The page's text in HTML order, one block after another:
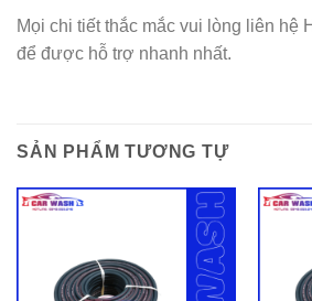
Mọi chi tiết thắc mắc vui lòng liên hệ
để được hỗ trợ nhanh nhất.
SẢN PHẨM TƯƠNG TỰ